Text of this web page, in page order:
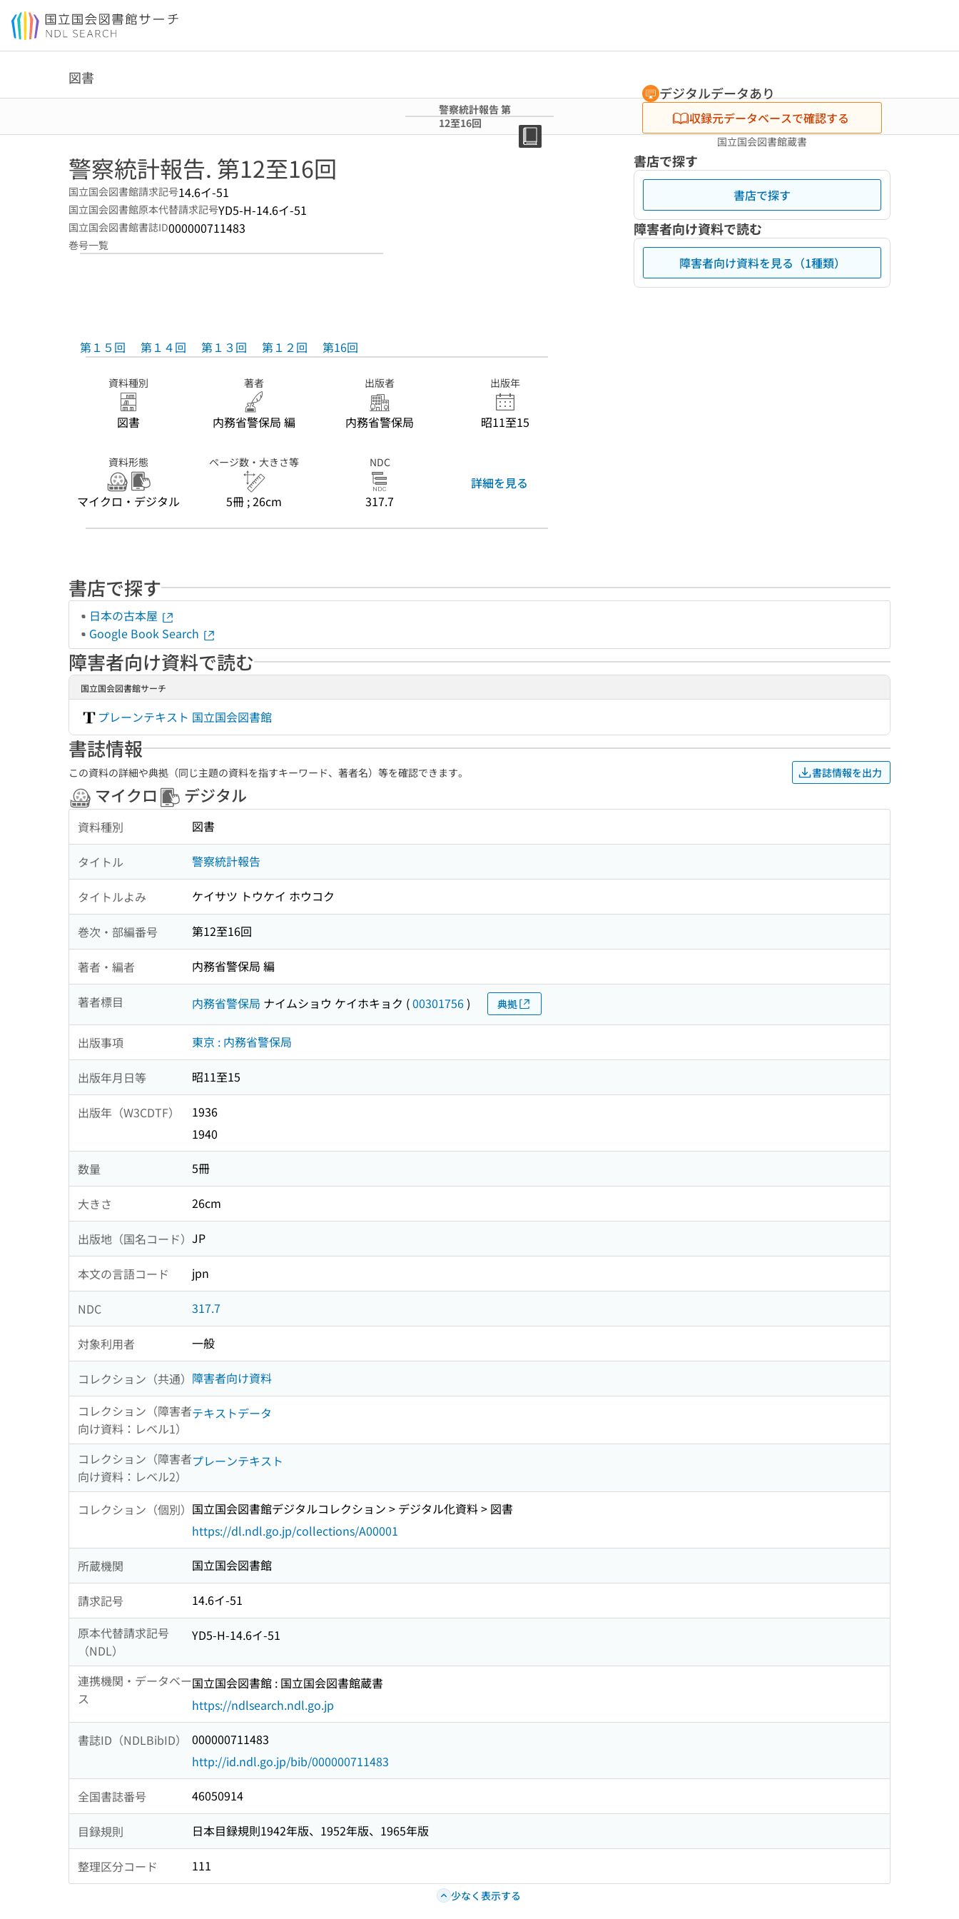
本文へ移動
図書
警察統計報告 第
12至16回
デジタルデータあり
収録元データベースで確認する
国立国会図書館蔵書
警察統計報告. 第12至16回
国立国会図書館請求記号14.6イ-51
国立国会図書館原本代替請求記号YD5-H-14.6イ-51
国立国会図書館書誌ID000000711483
巻号一覧
第１５回 第１４回 第１３回 第１２回 第16回
資料種別
図書
著者
内務省警保局 編
出版者
内務省警保局
出版年
昭11至15
資料形態
マイクロ・デジタル
ページ数・大きさ等
5冊 ; 26cm
NDC
317.7
詳細を見る
書店で探す
書店で探す
障害者向け資料で読む
障害者向け資料を見る（1種類）
書店で探す
日本の古本屋
Google Book Search
障害者向け資料で読む
国立国会図書館サーチ
プレーンテキスト 国立国会図書館
書誌情報
この資料の詳細や典拠（同じ主題の資料を指すキーワード、著者名）等を確認できます。 書誌情報を出力
マイクロ デジタル
資料種別 図書
タイトル 警察統計報告
タイトルよみ ケイサツ トウケイ ホウコク
巻次・部編番号 第12至16回
著者・編者 内務省警保局 編
著者標目 内務省警保局 ナイムショウ ケイホキョク (00301756) 典拠
出版事項 東京 : 内務省警保局
出版年月日等 昭11至15
出版年（W3CDTF）
1936
1940
数量 5冊
大きさ 26cm
出版地（国名コード） JP
本文の言語コード jpn
NDC 317.7
対象利用者 一般
コレクション（共通） 障害者向け資料
コレクション（障害者
向け資料：レベル1）
テキストデータ
コレクション（障害者
向け資料：レベル2）
プレーンテキスト
コレクション（個別） 国立国会図書館デジタルコレクション > デジタル化資料 > 図書
https://dl.ndl.go.jp/collections/A00001
所蔵機関 国立国会図書館
請求記号
14.6イ-51
原本代替請求記号
（NDL）
YD5-H-14.6イ-51
連携機関・データベー
ス
国立国会図書館 : 国立国会図書館蔵書
https://ndlsearch.ndl.go.jp
書誌ID（NDLBibID）
000000711483
http://id.ndl.go.jp/bib/000000711483
全国書誌番号 46050914
目録規則 日本目録規則1942年版、1952年版、1965年版
整理区分コード 111
少なく表示する